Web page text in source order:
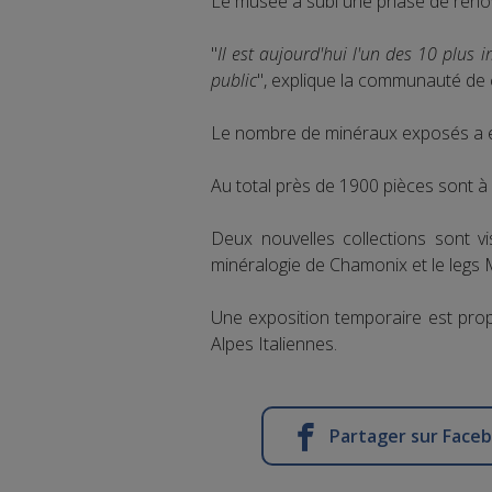
"Il est aujourd'hui l'un des 10 plus
public", explique la communauté
Le nombre de minéraux exposés a
Au total près de 1900 pièces sont
Deux nouvelles collections sont
minéralogie de Chamonix et le
Une exposition temporaire est
Alpes Italiennes.
Partager sur